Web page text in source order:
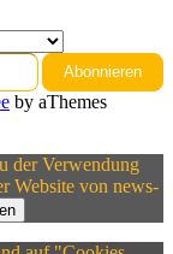
Abonnieren
by aThemes
der Verwendung
Website von news-